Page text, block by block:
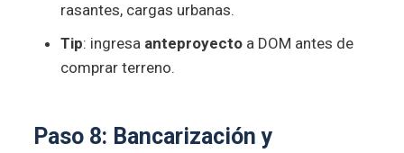
rasantes, cargas urbanas.
Tip: ingresa anteproyectoa DOM antes de
comprar terreno.
Paso 8: Bancarización y